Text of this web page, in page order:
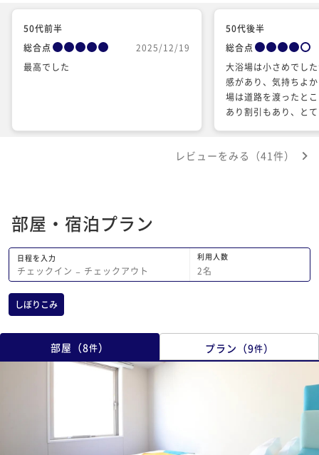
50代前半
総合点
2025/12/19
最高でした
50代後半
総合点
大浴場は小さめでし
感があり、気持ちよ
場は道路を渡ったと
あり割引もあり、と
レビューをみる（41件）
部屋・宿泊プラン
日程を入力
チェックイン − チェックアウト
利用人数
2名
しぼりこみ
部屋 （8件） プラン （9件）